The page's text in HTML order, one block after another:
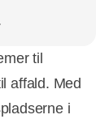
til
affald. Med
i